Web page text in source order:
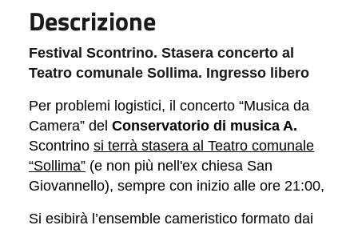
Descrizione
Festival Scontrino. Stasera concerto al
Teatro comunale Sollima. Ingresso libero
Per problemi logistici, il concerto “Musica da
Camera” del Conservatorio di musica A.
Scontrino si terrà stasera al Teatro comunale
“Sollima” (e non più nell'ex chiesa San
Giovannello), sempre con inizio alle ore 21:00,
Si esibirà l’ensemble cameristico formato dai